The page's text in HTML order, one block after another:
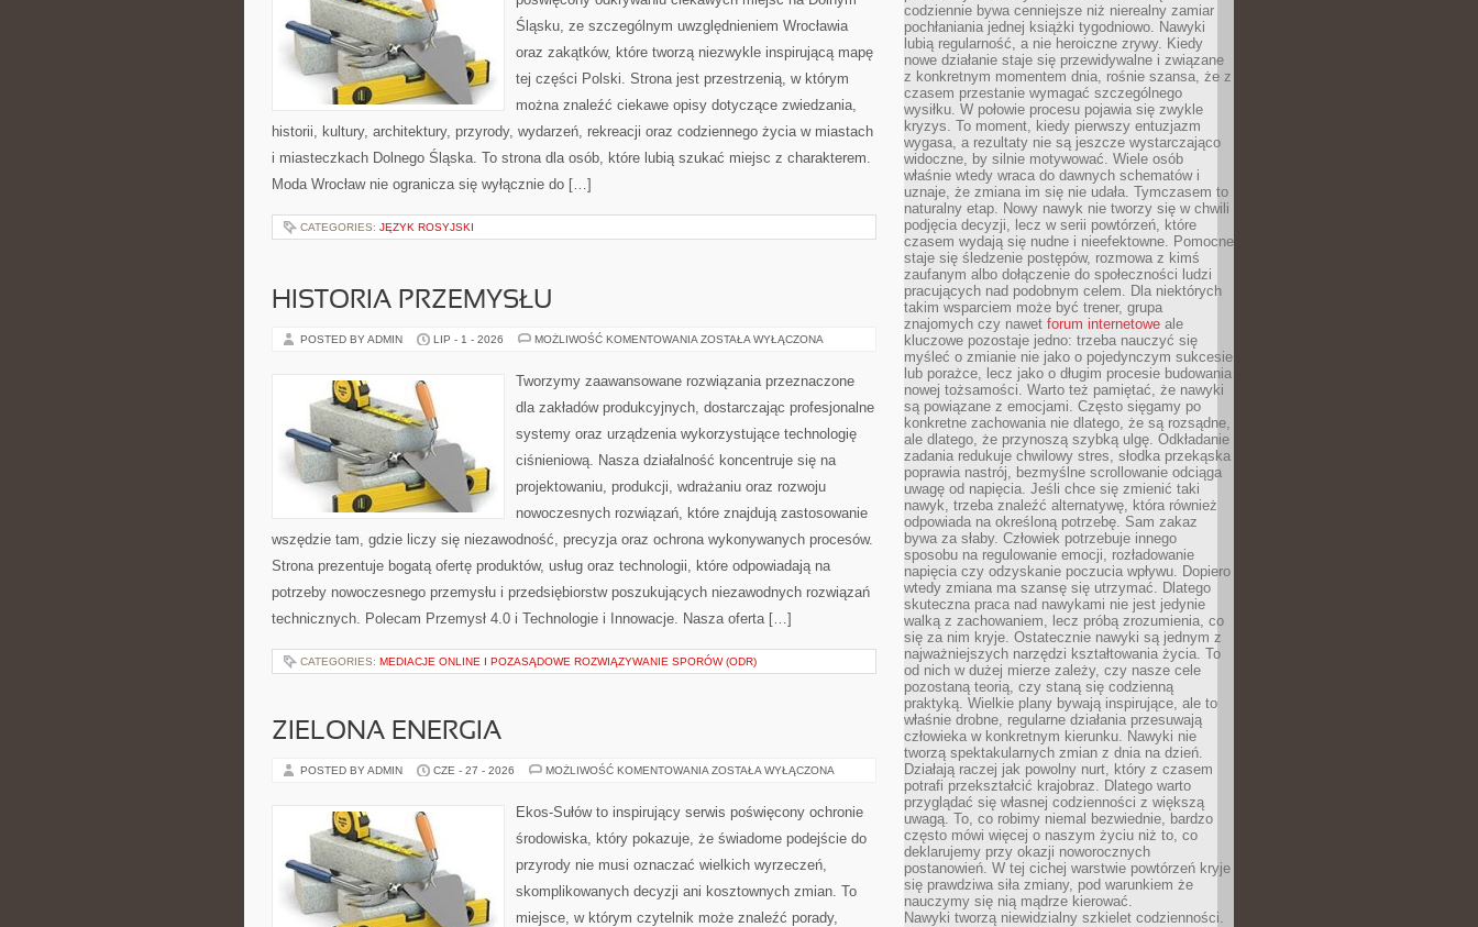
Śląsku, ze szczególnym uwzględnieniem Wrocławia
oraz zakątków, które tworzą niezwykle inspirującą mapę
tej części Polski. Strona jest przestrzenią, w którym
można znaleźć ciekawe opisy dotyczące zwiedzania,
historii, kultury, architektury, przyrody, wydarzeń, rekreacji oraz codziennego życia w miastach
i miasteczkach Dolnego Śląska. To strona dla osób, które lubią szukać miejsc z charakterem.
Moda Wrocław nie ogranicza się wyłącznie do […]
CATEGORIES: JĘZYK ROSYJSKI
HISTORIA PRZEMYSŁU
POSTED BY ADMIN LIP - 1 - 2026 MOŻLIWOŚĆ KOMENTOWANIA HISTORIA
ZOSTAŁA WYŁĄCZONA
Tworzymy zaawansowane rozwiązania przeznaczone
dla zakładów produkcyjnych, dostarczając profesjonalne
systemy oraz urządzenia wykorzystujące technologię
ciśnieniową. Nasza działalność koncentruje się na
projektowaniu, produkcji, wdrażaniu oraz rozwoju
nowoczesnych rozwiązań, które znajdują zastosowanie
wszędzie tam, gdzie liczy się niezawodność, precyzja oraz ochrona wykonywanych procesów.
Strona prezentuje bogatą ofertę produktów, usług oraz technologii, które odpowiadają na
potrzeby nowoczesnego przemysłu i przedsiębiorstw poszukujących niezawodnych rozwiązań
technicznych. Polecam Przemysł 4.0 i Technologie i Innowacje. Nasza oferta […]
CATEGORIES: MEDIACJE ONLINE I POZASĄDOWE ROZWIĄZYWANIE SPORÓW (ODR)
ZIELONA ENERGIA
POSTED BY ADMIN CZE - 27 - 2026 MOŻLIWOŚĆ KOMENTOWANIA ZIELONA
ZOSTAŁA WYŁĄCZONA
Ekos-Sułów to inspirujący serwis poświęcony ochronie
środowiska, który pokazuje, że świadome podejście do
przyrody nie musi oznaczać wielkich wyrzeczeń,
skomplikowanych decyzji ani kosztownych zmian. To
miejsce, w którym czytelnik może znaleźć porady,
codziennie bywa cenniejsze niż nierealny zamiar
pochłaniania jednej książki tygodniowo. Nawyki
lubią regularność, a nie heroiczne zrywy. Kiedy
nowe działanie staje się przewidywalne i związane
z konkretnym momentem dnia, rośnie szansa, że z
czasem przestanie wymagać szczególnego
wysiłku. W połowie procesu pojawia się zwykle
kryzys. To moment, kiedy pierwszy entuzjazm
wygasa, a rezultaty nie są jeszcze wystarczająco
widoczne, by silnie motywować. Wiele osób
właśnie wtedy wraca do dawnych schematów i
uznaje, że zmiana im się nie udała. Tymczasem to
naturalny etap. Nowy nawyk nie tworzy się w chwili
podjęcia decyzji, lecz w serii powtórzeń, które
czasem wydają się nudne i nieefektowne. Pomocne
staje się śledzenie postępów, rozmowa z kimś
zaufanym albo dołączenie do społeczności ludzi
pracujących nad podobnym celem. Dla niektórych
takim wsparciem może być trener, grupa
znajomych czy nawet forum internetowe ale
kluczowe pozostaje jedno: trzeba nauczyć się
myśleć o zmianie nie jako o pojedynczym sukcesie
lub porażce, lecz jako o długim procesie budowania
nowej tożsamości. Warto też pamiętać, że nawyki
są powiązane z emocjami. Często sięgamy po
konkretne zachowania nie dlatego, że są rozsądne,
ale dlatego, że przynoszą szybką ulgę. Odkładanie
zadania redukuje chwilowy stres, słodka przekąska
poprawia nastrój, bezmyślne scrollowanie odciąga
uwagę od napięcia. Jeśli chce się zmienić taki
nawyk, trzeba znaleźć alternatywę, która również
odpowiada na określoną potrzebę. Sam zakaz
bywa za słaby. Człowiek potrzebuje innego
sposobu na regulowanie emocji, rozładowanie
napięcia czy odzyskanie poczucia wpływu. Dopiero
wtedy zmiana ma szansę się utrzymać. Dlatego
skuteczna praca nad nawykami nie jest jedynie
walką z zachowaniem, lecz próbą zrozumienia, co
się za nim kryje. Ostatecznie nawyki są jednym z
najważniejszych narzędzi kształtowania życia. To
od nich w dużej mierze zależy, czy nasze cele
pozostaną teorią, czy staną się codzienną
praktyką. Wielkie plany bywają inspirujące, ale to
właśnie drobne, regularne działania przesuwają
człowieka w konkretnym kierunku. Nawyki nie
tworzą spektakularnych zmian z dnia na dzień.
Działają raczej jak powolny nurt, który z czasem
potrafi przekształcić krajobraz. Dlatego warto
przyglądać się własnej codzienności z większą
uwagą. To, co robimy niemal bezwiednie, bardzo
często mówi więcej o naszym życiu niż to, co
deklarujemy przy okazji noworocznych
postanowień. W tej cichej warstwie powtórzeń kryje
się prawdziwa siła zmiany, pod warunkiem że
nauczymy się nią mądrze kierować.
Nawyki tworzą niewidzialny szkielet codzienności.